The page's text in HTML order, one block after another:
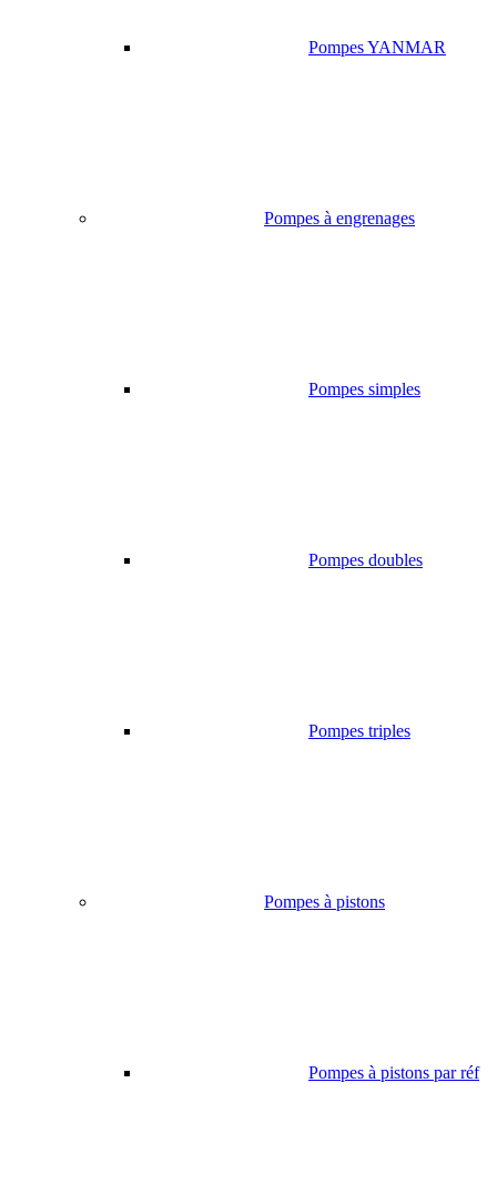
Pompes YANMAR
Pompes à engrenages
Pompes simples
Pompes doubles
Pompes triples
Pompes à pistons
Pompes à pistons par réf